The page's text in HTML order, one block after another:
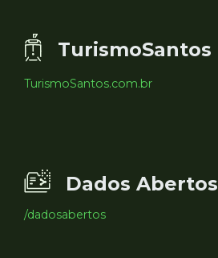
TurismoSantos
TurismoSantos.com.br
Dados Abertos
/dadosabertos